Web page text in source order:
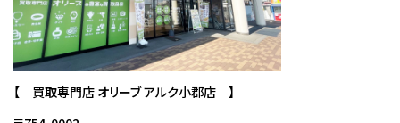
【 買取専門店 オリーブ アルク小郡店 】